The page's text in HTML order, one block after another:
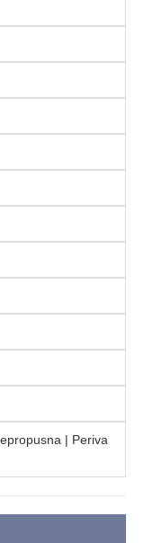
| Periva